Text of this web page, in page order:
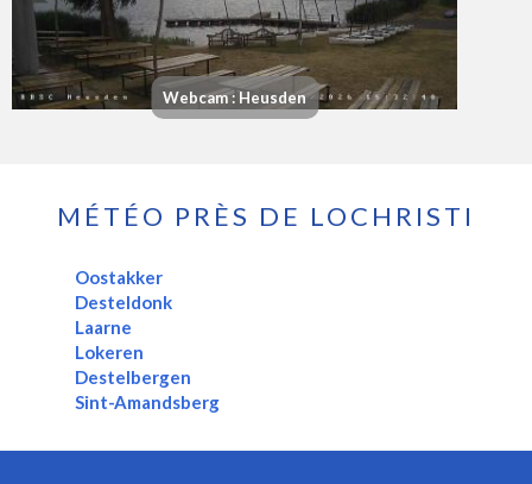
Webcam : Heusden
MÉTÉO PRÈS DE LOCHRISTI
Oostakker
Desteldonk
Laarne
Lokeren
Destelbergen
Sint-Amandsberg